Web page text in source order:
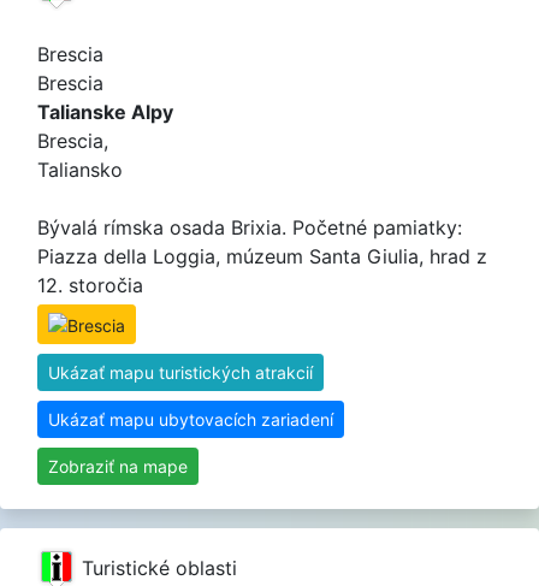
Brescia
Brescia
Talianske Alpy
Brescia,
Taliansko
Bývalá rímska osada Brixia. Početné pamiatky:
Piazza della Loggia, múzeum Santa Giulia, hrad z
12. storočia
Ukázať mapu turistických atrakcií
Ukázať mapu ubytovacích zariadení
Zobraziť na mape
Turistické oblasti